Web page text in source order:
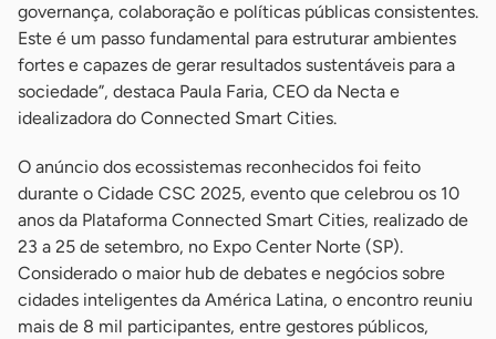
governança, colaboração e políticas públicas consistentes.
Este é um passo fundamental para estruturar ambientes
fortes e capazes de gerar resultados sustentáveis para a
sociedade”, destaca Paula Faria, CEO da Necta e
idealizadora do Connected Smart Cities.
O anúncio dos ecossistemas reconhecidos foi feito
durante o Cidade CSC 2025, evento que celebrou os 10
anos da Plataforma Connected Smart Cities, realizado de
23 a 25 de setembro, no Expo Center Norte (SP).
Considerado o maior hub de debates e negócios sobre
cidades inteligentes da América Latina, o encontro reuniu
mais de 8 mil participantes, entre gestores públicos,